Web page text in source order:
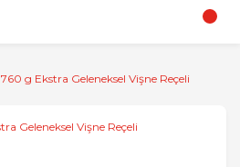
760 g Ekstra Geleneksel Vişne Reçeli